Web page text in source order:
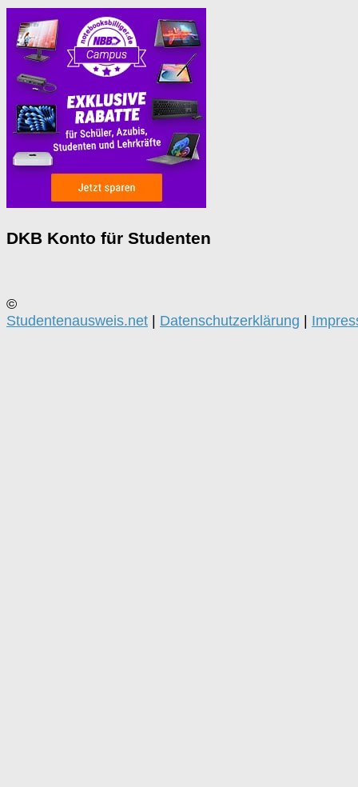
DKB Konto für Studenten
©
Studentenausweis.net | Datenschutzerklärung |